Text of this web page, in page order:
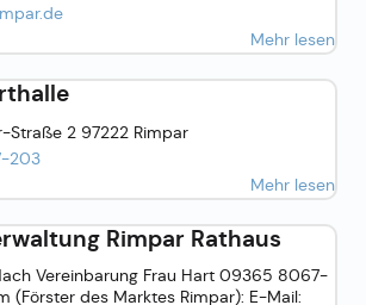
Mehr lesen
Straße 2 97222 Rimpar
203
Mehr lesen
Rimpar Rathaus
Vereinbarung Frau Hart 09365 8067-
(Förster des Marktes Rimpar): E-Mail: